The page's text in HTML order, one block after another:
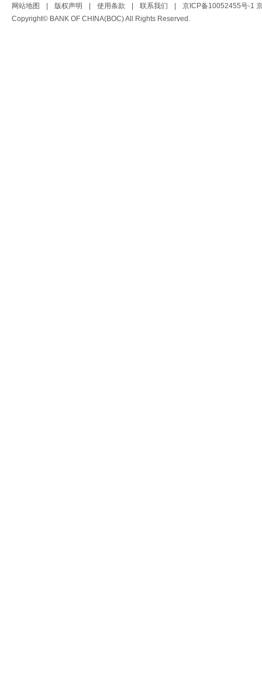
网站地图 版权声明 使用条款 联系我们 京ICP备10052455号-1
Copyright© BANK OF CHINA(BOC) All Rights Reserved.